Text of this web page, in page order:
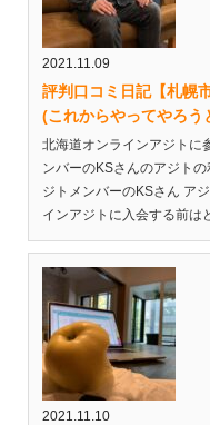
2021.11.09
評判口コミ日記【札幌
(これからやってやろう
北海道オンラインアジトに
ンバーのKSさんのアジト
ジトメンバーのKSさん ア
インアジトに入会する前は
2021.11.10